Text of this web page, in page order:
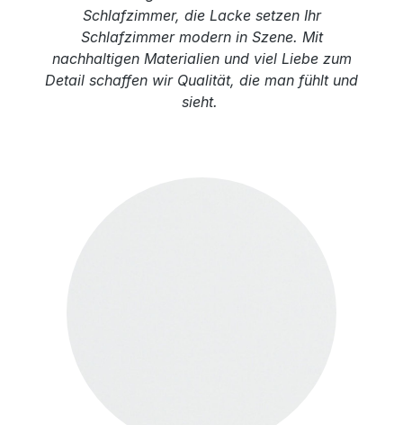
Schlafzimmer, die Lacke setzen Ihr
Schlafzimmer modern in Szene. Mit
nachhaltigen Materialien und viel Liebe zum
Detail schaffen wir Qualität, die man fühlt und
sieht.